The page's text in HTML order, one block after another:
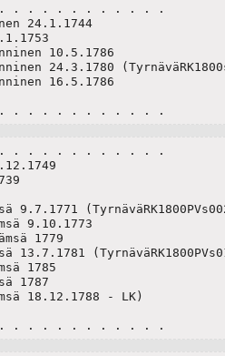
. . . . . . . . . . .
24.1.1744
10.5.1786
24.3.1780
16.5.1786
. . . . . . . . . . .
. . . . . . . . . . .
9.7.1771
9.10.1773
1779
13.7.1781
1785
1787
18.12.1788 - LK)
. . . . . . . . . . .